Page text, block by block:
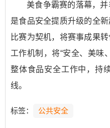
美食争霸赛的落幕，
是食品安全提质升级的全
比赛为契机，将赛事成果
工作机制，将“安全、美味
整体食品安全工作中，持
线。
标签： 公共安全